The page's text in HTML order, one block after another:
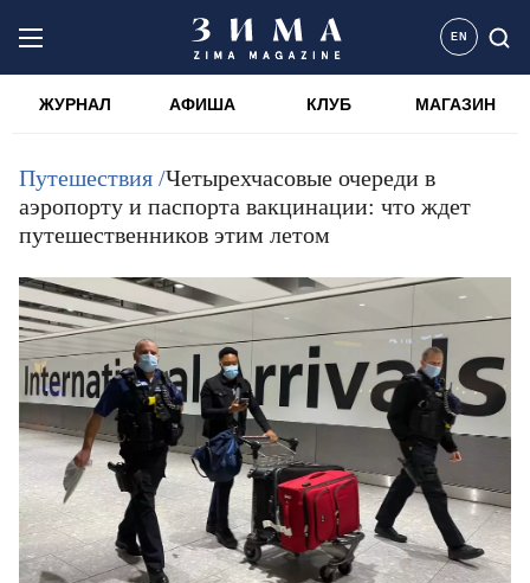
EN
ЖУРНАЛ АФИША КЛУБ МАГАЗИН
Путешествия /Четырехчасовые очереди в
аэропорту и паспорта вакцинации: что ждет
путешественников этим летом